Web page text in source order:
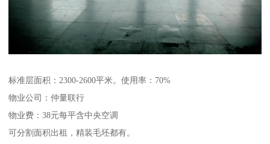
标准层面积：2300-2600平米。使用率：70%
物业公司：仲量联行
物业费：38元每平含中央空调
可分割面积出租，精装毛坯都有。